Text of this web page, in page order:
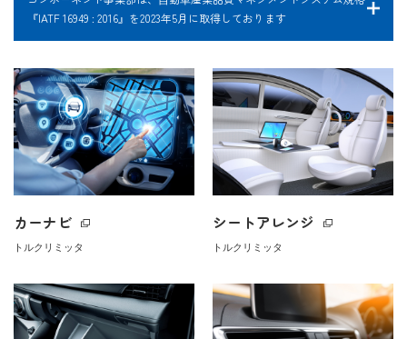
『IATF 16949 : 2016』を2023年5月に取得しております
カーナビ
トルクリミッタ
シートアレンジ
トルクリミッタ